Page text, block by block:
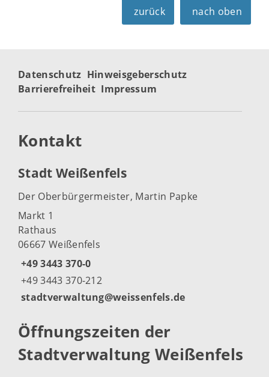
zurück nach oben
Datenschutz Hinweisgeberschutz
Barrierefreiheit Impressum
Kontakt
Stadt Weißenfels
Der Oberbürgermeister, Martin Papke
Markt 1
Rathaus
06667 Weißenfels
+49 3443 370-0
+49 3443 370-212
stadtverwaltung@weissenfels.de
Öffnungszeiten der
Stadtverwaltung Weißenfels